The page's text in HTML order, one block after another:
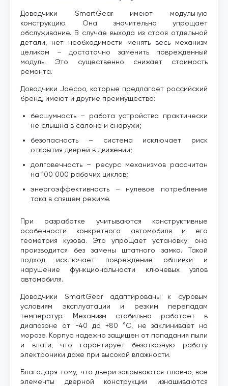
Доводчики SmartGear имеют модульную
конструкцию. Она значительно упрощает
обслуживание. В случае выхода из строя отдельной
детали, нет необходимости менять весь механизм
целиком – достаточно заменить поврежденный
модуль. Это существенно снижает стоимость
ремонта.
Доводчики Jaecoo, которые предлагает российский
бренд, имеют и другие преимущества:
бесшумность – работа устройства практически
не слышна в салоне и снаружи;
безопасность – система исключает риск
открытия дверей в движении;
долговечность – ресурс механизмов рассчитан
на 100 000 рабочих циклов;
энергоэффективность – нулевое потребление
тока в спящем режиме.
При разработке учитываются конструктивные
особенности конкретного автомобиля и его
геометрия кузова. Это упрощает установку: она
производится без замены штатного замка. Такой
подход исключает повреждение обшивки и
нарушение функциональности ключевых узлов
автомобиля.
Доводчики SmartGear адаптированы к суровым
условиям эксплуатации и резким перепадам
температур. Механизм стабильно работает в
диапазоне от -40 до +80 °C, не заклинивает на
морозе. Корпус надежно защищен от попадания пыли
и влаги, что гарантирует безотказную работу
электроники даже при высокой влажности.
Благодаря тому, что двери закрываются плавно, все
элементы дверной конструкции изнашиваются